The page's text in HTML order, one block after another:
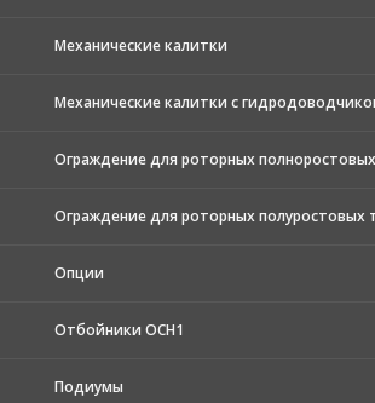
Механические калитки
Механические калитки с
Ограждение для роторных
Ограждение для роторных полуростовых
Опции
Отбойники ОСН1
Подиумы